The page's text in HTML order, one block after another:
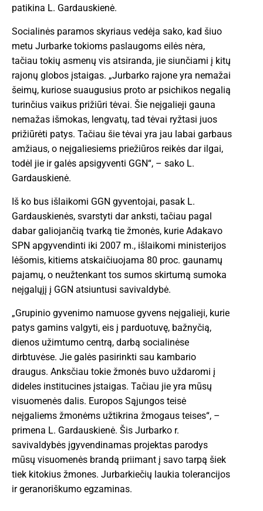
patikina L. Gardauskienė.
Socialinės paramos skyriaus vedėja sako, kad šiuo
metu Jurbarke tokioms paslaugoms eilės nėra,
tačiau tokių asmenų vis atsiranda, jie siunčiami į kitų
rajonų globos įstaigas. „Jurbarko rajone yra nemažai
šeimų, kuriose suaugusius proto ar psichikos negalią
turinčius vaikus prižiūri tėvai. Šie neįgalieji gauna
nemažas išmokas, lengvatų, tad tėvai ryžtasi juos
prižiūrėti patys. Tačiau šie tėvai yra jau labai garbaus
amžiaus, o neįgaliesiems priežiūros reikės dar ilgai,
todėl jie ir galės apsigyventi GGN“, – sako L.
Gardauskienė.
Iš ko bus išlaikomi GGN gyventojai, pasak L.
Gardauskienės, svarstyti dar anksti, tačiau pagal
dabar galiojančią tvarką tie žmonės, kurie Adakavo
SPN apgyvendinti iki 2007 m., išlaikomi ministerijos
lėšomis, kitiems atskaičiuojama 80 proc. gaunamų
pajamų, o neužtenkant tos sumos skirtumą sumoka
neįgalųjį į GGN atsiuntusi savivaldybė.
„Grupinio gyvenimo namuose gyvens neįgalieji, kurie
patys gamins valgyti, eis į parduotuvę, bažnyčią,
dienos užimtumo centrą, darbą socialinėse
dirbtuvėse. Jie galės pasirinkti sau kambario
draugus. Anksčiau tokie žmonės buvo uždaromi į
dideles institucines įstaigas. Tačiau jie yra mūsų
visuomenės dalis. Europos Sąjungos teisė
neįgaliems žmonėms užtikrina žmogaus teises“, –
primena L. Gardauskienė. Šis Jurbarko r.
savivaldybės įgyvendinamas projektas parodys
mūsų visuomenės brandą priimant į savo tarpą šiek
tiek kitokius žmones. Jurbarkiečių laukia tolerancijos
ir geranoriškumo egzaminas.